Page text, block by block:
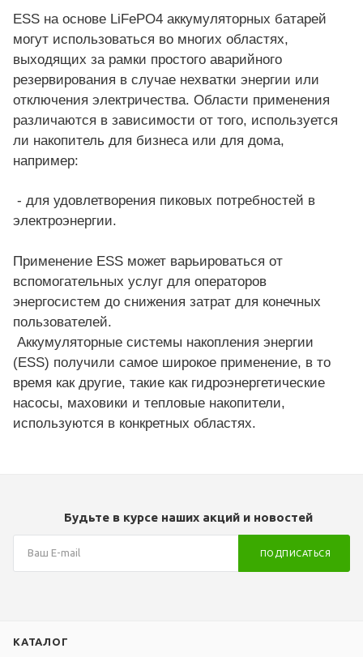
ESS на основе LiFePO4 аккумуляторных батарей
могут использоваться во многих областях,
выходящих за рамки простого аварийного
резервирования в случае нехватки энергии или
отключения электричества. Области применения
различаются в зависимости от того, используется
ли накопитель для бизнеса или для дома,
например:
- для удовлетворения пиковых потребностей в
электроэнергии.
Применение ESS может варьироваться от
вспомогательных услуг для операторов
энергосистем до снижения затрат для конечных
пользователей.
Аккумуляторные системы накопления энергии
(ESS) получили самое широкое применение, в то
время как другие, такие как гидроэнергетические
насосы, маховики и тепловые накопители,
используются в конкретных областях.
Будьте в курсе наших акций и новостей
ПОДПИСАТЬСЯ
КАТАЛОГ